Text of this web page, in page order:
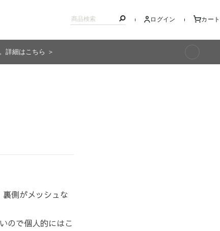
ログイン カート
詳細はこちら ＞
側がメッシュな
ので個人的にはこ